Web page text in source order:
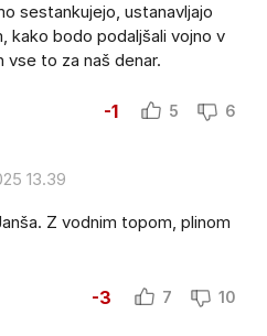
sestankujejo, ustanavljajo
kako bodo podaljšali vojno v
vse to za naš denar.
-1 5 6
13.39
Z vodnim topom, plinom
-3 7 10